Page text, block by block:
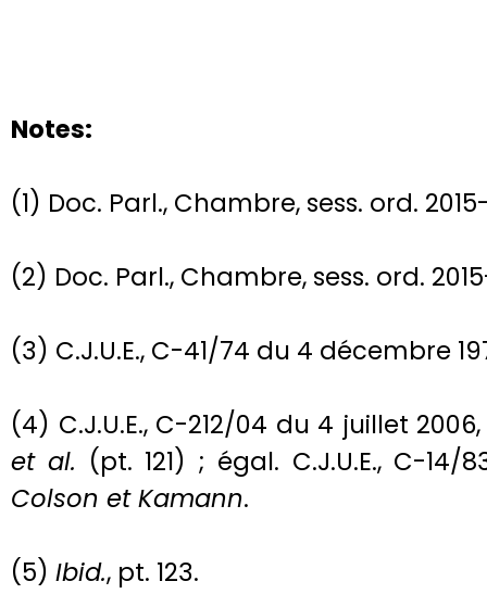
Notes:
(1) Doc. Parl., Chambre, sess. ord. 2015-
(2) Doc. Parl., Chambre, sess. ord.
(3) C.J.U.E., C-41/74 du 4 décembre
(4) C.J.U.E., C-212/04 du 4 juillet 2006,
et al. (pt. 121) ; égal. C.J.U.E., C-
Colson et Kamann.
(5) Ibid., pt. 123.